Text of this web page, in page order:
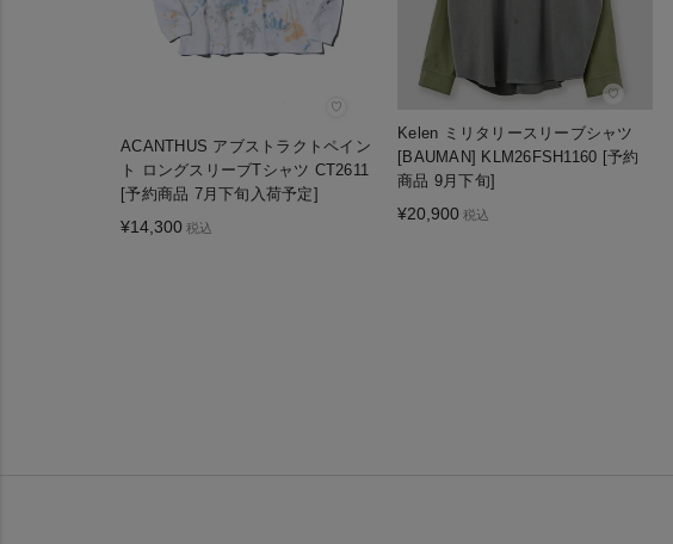
♡
ACANTHUS アブストラクトペイン
ト ロングスリーブTシャツ CT2611
[予約商品 7月下旬入荷予定]
¥14,300 税込
♡
Kelen ミリタリースリーブシャツ
[BAUMAN] KLM26FSH1160 [予約
商品 9月下旬]
¥20,900 税込